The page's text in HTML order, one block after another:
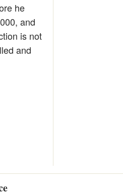
he
and
is not
and